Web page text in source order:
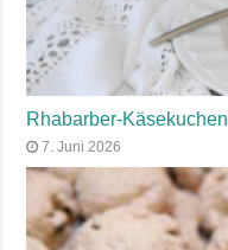
Rhabarber-Käsekuchen
7. Juni 2026